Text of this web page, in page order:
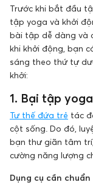
Trước khi bắt đầu
tập yoga và khởi
bài tập dễ dàng và
khi khởi động, bạn
sáng theo thứ tự
khởi:
1. Bại tập
Tư thế đứa trẻ tác
cột sống. Do đó,
bạn thư giãn tâm
cường năng lượng
Dụng cụ cần chuẩn